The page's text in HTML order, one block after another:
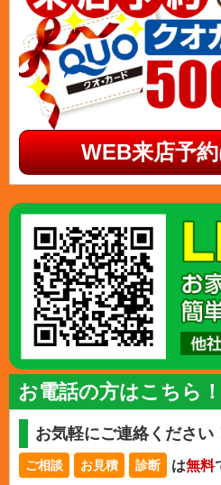
WEB来店予
お電話の方はこちら！
お気軽にご連絡ください
ご相談 お見積 診断 は無料